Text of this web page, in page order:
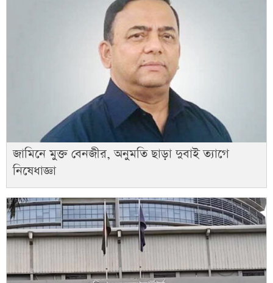
জামিনে মুক্ত বেনজীর, অনুমতি ছাড়া দুবাই ত্যাগে
নিষেধাজ্ঞা